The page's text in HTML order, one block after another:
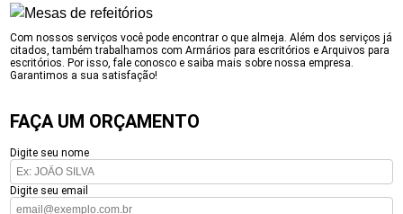
Com nossos serviços você pode encontrar o que almeja. Além dos serviços já
citados, também trabalhamos com Armários para escritórios e Arquivos para
escritórios. Por isso, fale conosco e saiba mais sobre nossa empresa.
Garantimos a sua satisfação!
FAÇA UM ORÇAMENTO
Digite seu nome
Digite seu email